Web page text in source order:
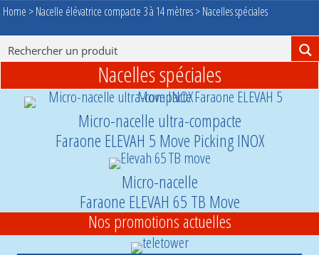
Home >Nacelle élévatrice compacte 3 à 14 mètres>Nacelles spéciales
Nacelles spéciales
Micro-nacelle ultra-compacte
Faraone ELEVAH 5 Move Picking INOX
Micro-nacelle
Faraone ELEVAH 65 TB Move
Nos promotions actuelles